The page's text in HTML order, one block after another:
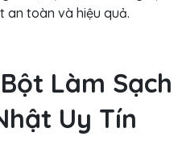
an toàn và hiệu quả.
Làm Sạch
Uy Tín